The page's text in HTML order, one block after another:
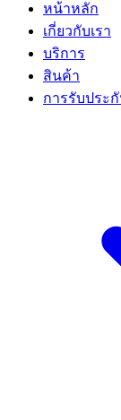
หน้าหลัก
เกี่ยวกับเรา
บริการ
สินค้า
การรับประ